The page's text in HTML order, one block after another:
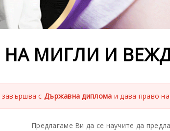
МИГЛИ И
с Държавна диплома и дава право
Предлагаме Ви да се научите да